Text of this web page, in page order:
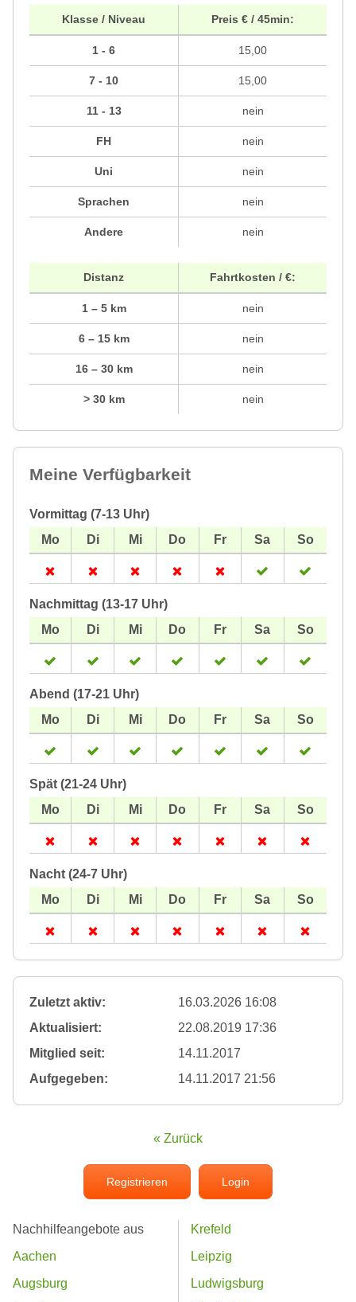
Klasse / Niveau
1 - 6
7 - 10
11 - 13
FH
Uni
Sprachen
Andere
Preis € / 45min:
15,00
15,00
nein
nein
nein
nein
nein
Distanz
1 – 5 km
6 – 15 km
16 – 30 km
> 30 km
Fahrtkosten / €:
nein
nein
nein
nein
Meine Verfügbarkeit
Vormittag (7-13 Uhr)
Nachmittag (13-17 Uhr)
Abend (17-21 Uhr)
Spät (21-24 Uhr)
Nacht (24-7 Uhr)
Zuletzt aktiv:
16.03.2026 16:08
Aktualisiert:
22.08.2019 17:36
Mitglied seit:
14.11.2017
Aufgegeben:
14.11.2017 21:56
« Zurück
Registrieren Login
Nachhilfeangebote aus
Aachen
Augsburg
Krefeld
Leipzig
Ludwigsburg